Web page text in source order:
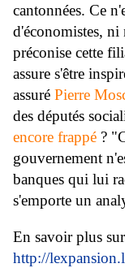
cantonnées. Ce
d'économistes,
préconise cette
assure s'être
assuré Pierre
des députés
encore frappé ?
gouvernement
banques qui lui
s'emporte un
En savoir plus sur
http://